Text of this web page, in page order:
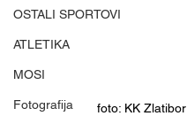
OSTALI SPORTOVI
ATLETIKA
MOSI
Fotografija foto: KK Zlatibor